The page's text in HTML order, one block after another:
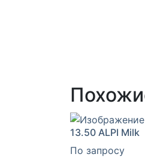
13.50 ALPI Milk
По запросу